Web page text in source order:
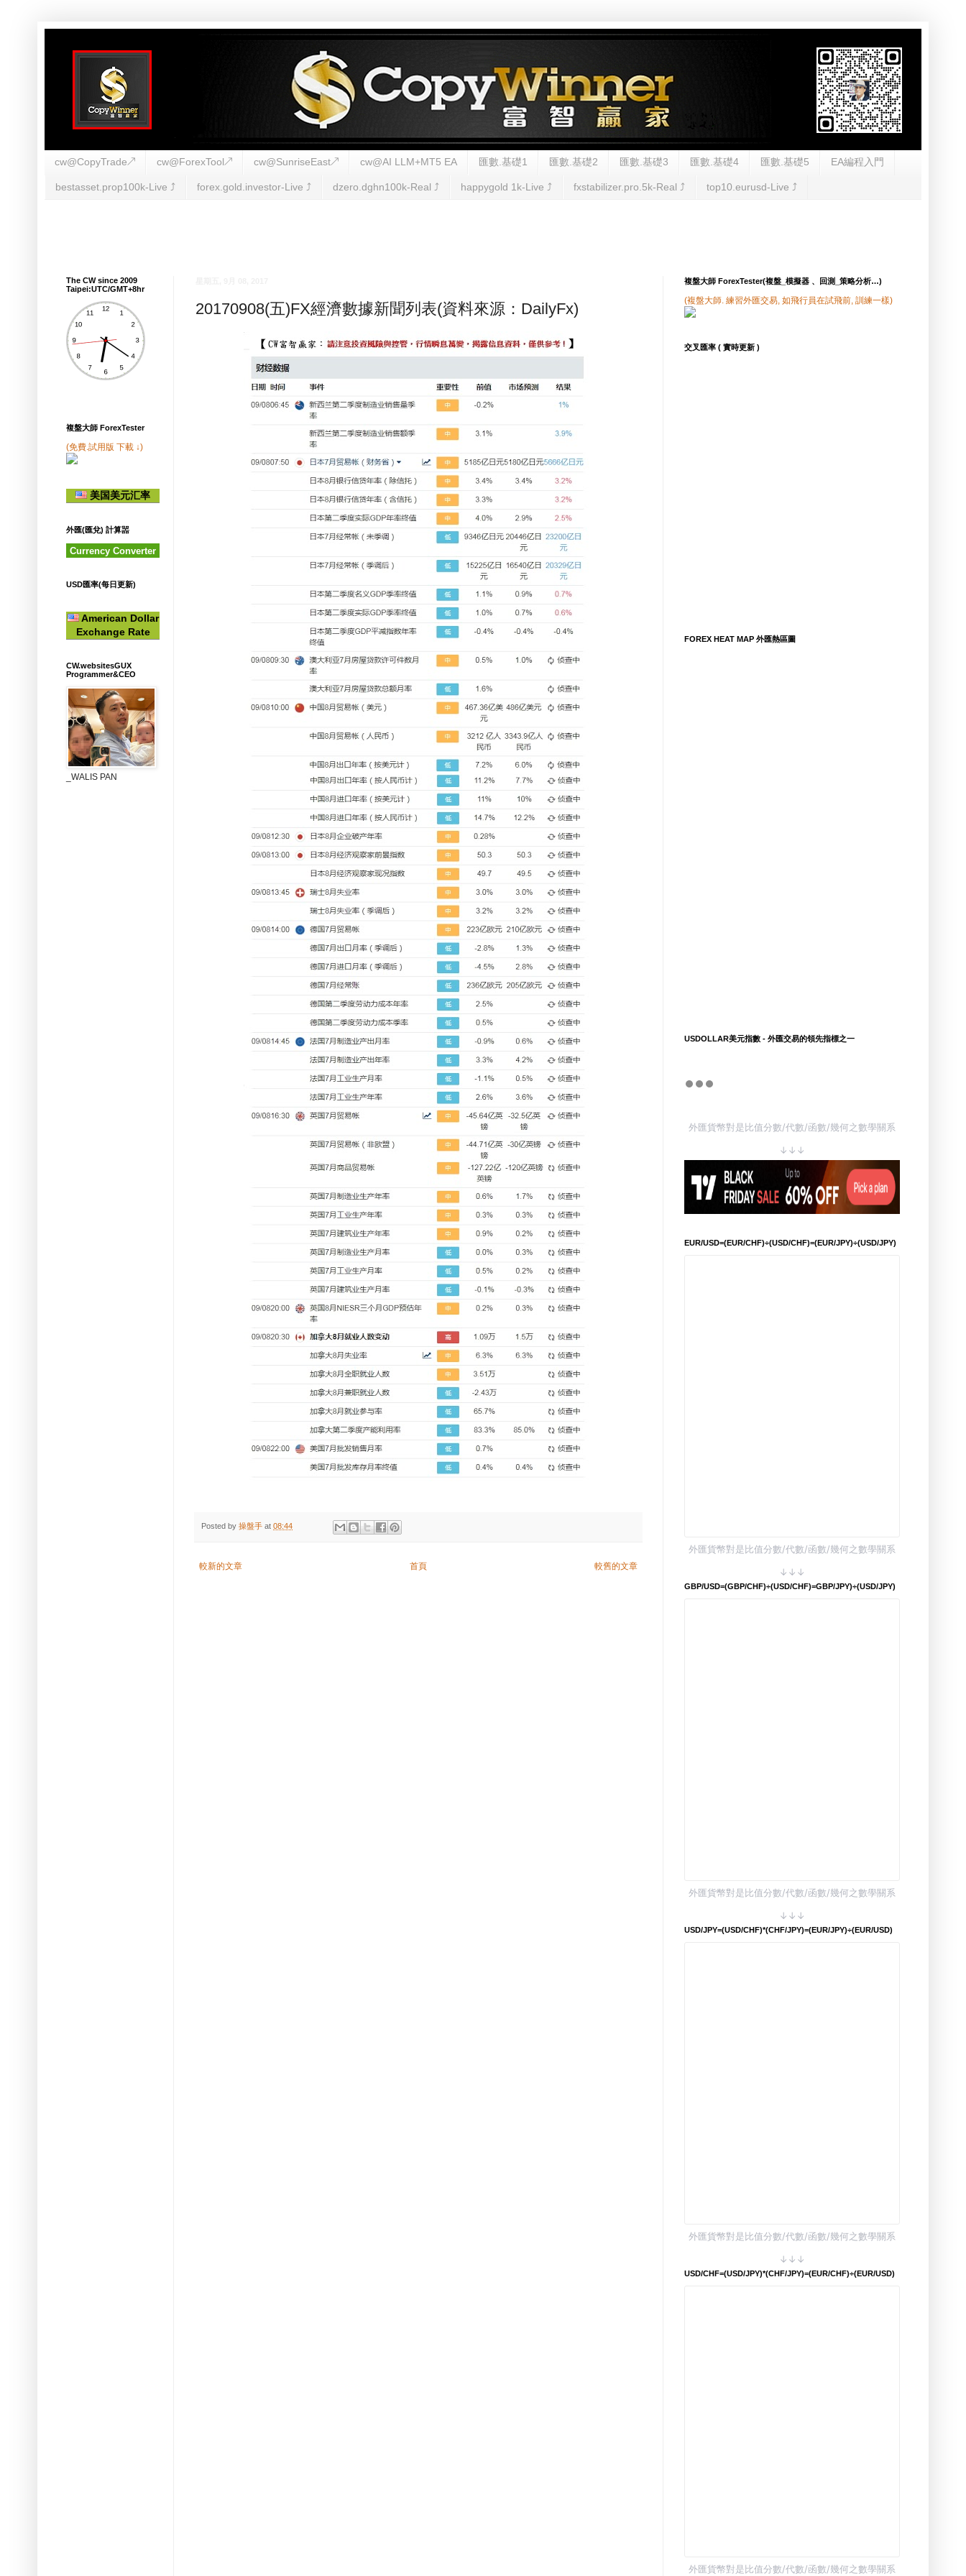
cw@CopyTrade↗ cw@ForexTool↗ cw@SunriseEast↗ cw@AI LLM+MT5 EA 匯數.基礎1 匯數.基礎2 匯數.基礎3 匯數.基礎4 匯數.基礎5 EA編程入門
bestasset.prop100k-Live ⤴︎ forex.gold.investor-Live ⤴︎ dzero.dghn100k-Real ⤴︎ happygold 1k-Live ⤴︎ fxstabilizer.pro.5k-Real ⤴︎ top10.eurusd-Live ⤴︎
20170908(五)FX經濟數據新聞列表(資料來源：DailyFx)
Posted by 操盤手 at 08:44
較新的文章 較舊的文章
首頁
The CW since 2009
Taipei:UTC/GMT+8hr
複盤大師 ForexTester
(免費.試用版 下載 ↓)
美国美元汇率
外匯(匯兌) 計算噐
Currency Converter
USD匯率(每日更新)
American Dollar
Exchange Rate
CW.websitesGUX
Programmer&CEO
_WALIS PAN
複盤大師 ForexTester(複盤_模擬器 、回測_策略分析…)
(複盤大師. 練習外匯交易, 如飛行員在試飛前, 訓練一樣)
交叉匯率 ( 實時更新 )
FOREX HEAT MAP 外匯熱區圖
USDOLLAR美元指數 - 外匯交易的領先指標之一
外匯貨幣對是比值分數/代數/函數/幾何之數學關系
↓↓↓
EUR/USD=(EUR/CHF)÷(USD/CHF)=(EUR/JPY)÷(USD/JPY)
外匯貨幣對是比值分數/代數/函數/幾何之數學關系
↓↓↓
GBP/USD=(GBP/CHF)÷(USD/CHF)=GBP/JPY)÷(USD/JPY)
外匯貨幣對是比值分數/代數/函數/幾何之數學關系
↓↓↓
USD/JPY=(USD/CHF)*(CHF/JPY)=(EUR/JPY)÷(EUR/USD)
外匯貨幣對是比值分數/代數/函數/幾何之數學關系
↓↓↓
USD/CHF=(USD/JPY)*(CHF/JPY)=(EUR/CHF)÷(EUR/USD)
外匯貨幣對是比值分數/代數/函數/幾何之數學關系